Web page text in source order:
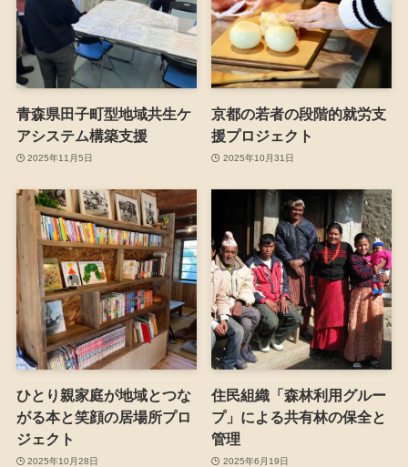
青森県田子町型地域共生ケ
アシステム構築支援
2025年11月5日
京都の若者の段階的就労支
援プロジェクト
2025年10月31日
ひとり親家庭が地域とつな
がる本と笑顔の居場所プロ
ジェクト
2025年10月28日
住民組織「森林利用グルー
プ」による共有林の保全と
管理
2025年6月19日